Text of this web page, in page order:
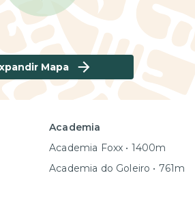
Mapa
Academia
Academia Foxx • 1400m
Academia do Goleiro • 761m